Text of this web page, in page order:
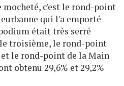
mocheté, c'est le rond-point
qui l'a emporté
était très serré
troisième, le rond-point
le rond-point de la Main
obtenu 29,6% et 29,2%